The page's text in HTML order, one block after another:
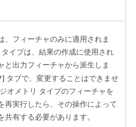
、フィーチャのみに適用されま
イプは、結果の作成に使用され
と出力フィーチャから派生しま
] タブで、変更することはできませ
オメトリ タイプのフィーチャを
再実行したら、その操作によって
共有する必要があります。